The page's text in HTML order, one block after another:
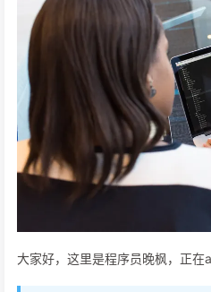
大家好，这里是程序员晚枫，正在